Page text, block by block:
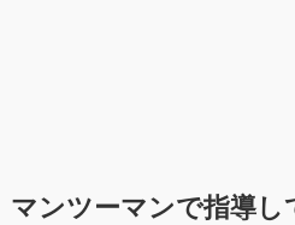
マンツーマンで指導し